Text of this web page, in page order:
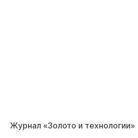
Журнал «Золото и технологии»